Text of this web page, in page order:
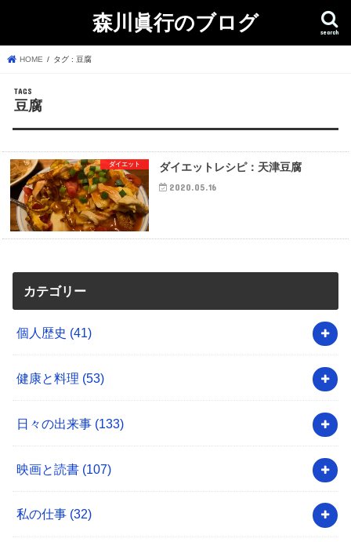
森川眞行のブログ search
HOME タグ : 豆腐
豆腐
ダイエット ダイエットレシピ：天津豆腐
2020.05.16
カテゴリー
個人歴史 (41)
健康と料理 (53)
日々の出来事 (133)
映画と読書 (107)
私の仕事 (32)